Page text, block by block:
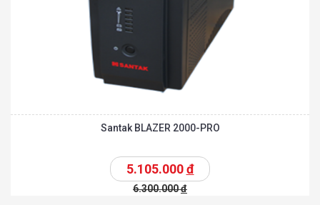
Santak BLAZER 2000-PRO
5.105.000đ
6.300.000đ